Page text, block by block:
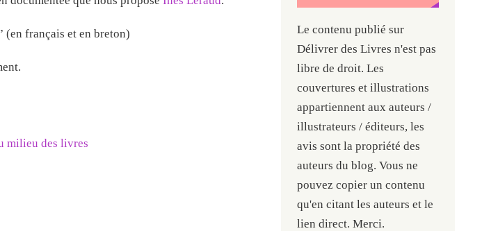
(en français et en breton)
milieu des livres
Le contenu publié sur
Délivrer des Livres n'est pas
libre de droit. Les
couvertures et illustrations
appartiennent aux auteurs /
illustrateurs / éditeurs, les
avis sont la propriété des
auteurs du blog. Vous ne
pouvez copier un contenu
qu'en citant les auteurs et le
lien direct. Merci.